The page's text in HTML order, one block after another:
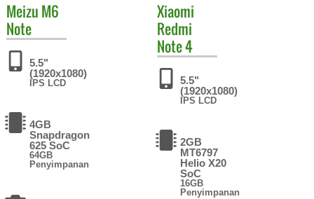
Meizu M6
Note
5.5"
(1920x1080)
IPS LCD
4GB
Snapdragon
625 SoC
64GB
Penyimpanan
Xiaomi
Redmi
Note 4
5.5"
(1920x1080)
IPS LCD
2GB
MT6797
Helio X20
SoC
16GB
Penyimpanan